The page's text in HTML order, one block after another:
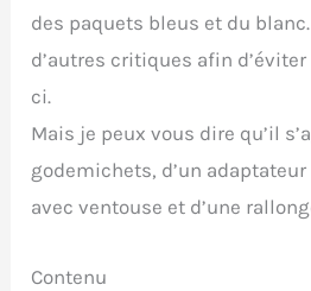
des paquets bleus et du
d’autres critiques afin
ci.
Mais je peux vous dire qu’il
godemichets, d’un
avec ventouse et d’une
Contenu